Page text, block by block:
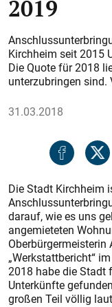
2019
Kirchheim seit 2015
Die Quote für 2018
unterzubringen sind.
31.03.2018
Die Stadt Kirchheim
darauf, wie es uns
angemieteten
Oberbürgermeisterin
„Werkstattbericht“
2018 habe die Stadt
Unterkünfte
großen Teil völlig